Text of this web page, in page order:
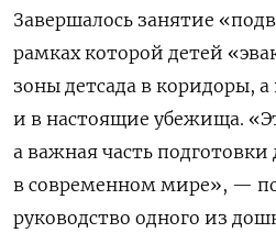
Завершалось занятие
рамках которой детей
зоны детсада в коридоры, а
и в настоящие убежища.
а важная часть
в современном мире», —
руководство одного из